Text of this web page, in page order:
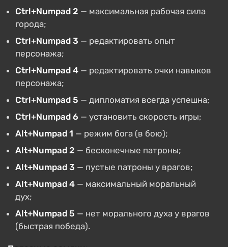
Ctrl+Numpad 2 — максимальная рабочая сила
города;
Ctrl+Numpad 3 — редактировать опыт
персонажа;
Ctrl+Numpad 4 — редактировать очки навыков
персонажа;
Ctrl+Numpad 5 — дипломатия всегда успешна;
Ctrl+Numpad 6 — установить скорость игры;
Alt+Numpad 1 — режим бога (в бою);
Alt+Numpad 2 — бесконечные патроны;
Alt+Numpad 3 — пустые патроны у врагов;
Alt+Numpad 4 — максимальный моральный
дух;
Alt+Numpad 5 — нет морального духа у врагов
(быстрая победа).